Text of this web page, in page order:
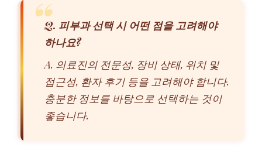
Q. 피부과 선택 시 어떤 점을 고려해야
하나요?
A. 의료진의 전문성, 장비 상태, 위치 및
접근성, 환자 후기 등을 고려해야 합니다.
충분한 정보를 바탕으로 선택하는 것이
좋습니다.